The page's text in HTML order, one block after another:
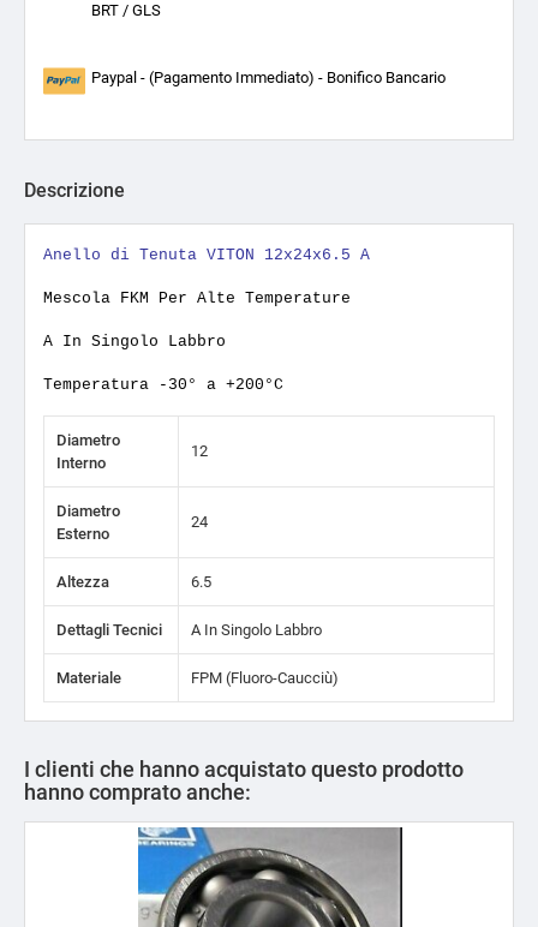
BRT / GLS
Paypal - (Pagamento Immediato) - Bonifico Bancario
Descrizione
Anello di Tenuta VITON 12x24x6.5 A
Mescola FKM Per Alte Temperature
A In Singolo Labbro
Temperatura -30° a +200°C
Diametro
Interno
12
Diametro
Esterno
24
Altezza 6.5
Dettagli Tecnici A In Singolo Labbro
Materiale FPM (Fluoro-Caucciù)
I clienti che hanno acquistato questo prodotto
hanno comprato anche: